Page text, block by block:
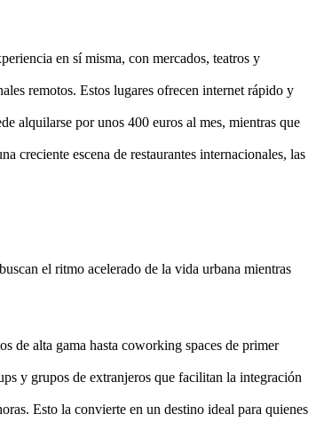
en sí misma, con mercados, teatros y
remotos. Estos lugares ofrecen internet rápido y
alquilarse por unos 400 euros al mes, mientras que
creciente escena de restaurantes internacionales, las
el ritmo acelerado de la vida urbana mientras
de alta gama hasta coworking spaces de primer
y grupos de extranjeros que facilitan la integración
Esto la convierte en un destino ideal para quienes